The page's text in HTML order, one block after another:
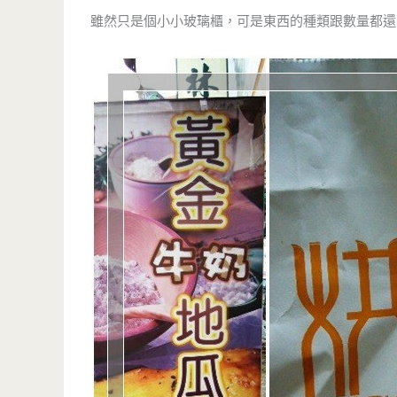
雖然只是個小小玻璃櫃，可是東西的種類跟數量都